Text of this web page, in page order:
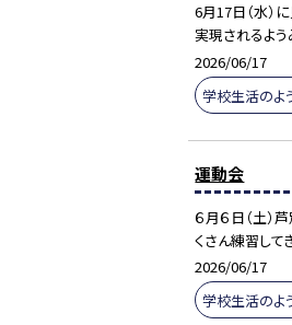
6月17日（水）
実現されるよ
2026/06/17
学校生活のよ
運動会
６月６日（土）
くさん練習して
2026/06/17
学校生活のよ